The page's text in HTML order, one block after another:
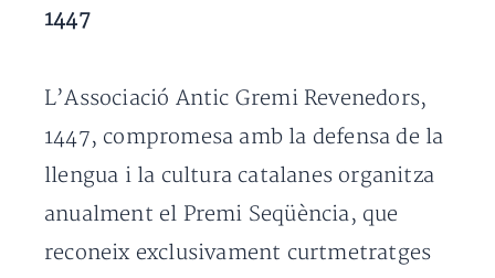
1447
L’Associació Antic Gremi Revenedors,
1447, compromesa amb la defensa de la
llengua i la cultura catalanes organitza
anualment el Premi Seqüència, que
reconeix exclusivament curtmetratges